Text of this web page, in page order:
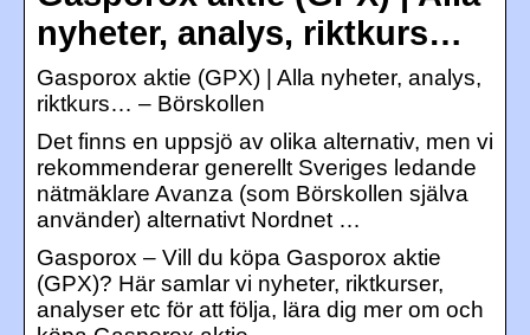
nyheter, analys, riktkurs…
Gasporox aktie (GPX) | Alla nyheter, analys,
riktkurs… – Börskollen
Det finns en uppsjö av olika alternativ, men vi
rekommenderar generellt Sveriges ledande
nätmäklare Avanza (som Börskollen själva
använder) alternativt Nordnet …
Gasporox – Vill du köpa Gasporox aktie
(GPX)? Här samlar vi nyheter, riktkurser,
analyser etc för att följa, lära dig mer om och